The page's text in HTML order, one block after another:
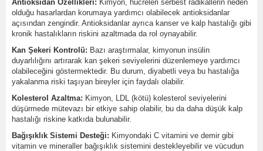
Antioksidan Özellikleri: Kimyon, hücreleri serbest radikallerin neden
olduğu hasarlardan korumaya yardımcı olabilecek antioksidanlar
açısından zengindir. Antioksidanlar ayrıca kanser ve kalp hastalığı gibi
kronik hastalıkların riskini azaltmada da rol oynayabilir.
Kan Şekeri Kontrolü: Bazı araştırmalar, kimyonun insülin
duyarlılığını artırarak kan şekeri seviyelerini düzenlemeye yardımcı
olabileceğini göstermektedir. Bu durum, diyabetli veya bu hastalığa
yakalanma riski taşıyan bireyler için faydalı olabilir.
Kolesterol Azaltma: Kimyon, LDL (kötü) kolesterol seviyelerini
düşürmede mütevazı bir etkiye sahip olabilir, bu da daha düşük kalp
hastalığı riskine katkıda bulunabilir.
Bağışıklık Sistemi Desteği: Kimyondaki C vitamini ve demir gibi
vitamin ve mineraller bağışıklık sistemini destekleyebilir ve vücudun